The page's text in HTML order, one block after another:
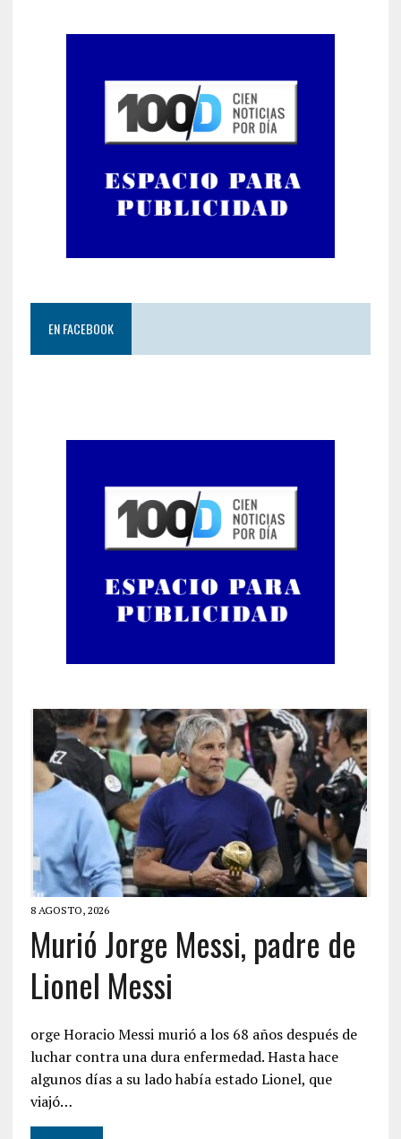
EN FACEBOOK
8 AGOSTO, 2026
Murió Jorge Messi, padre de
Lionel Messi
orge Horacio Messi murió a los 68 años después de
luchar contra una dura enfermedad. Hasta hace
algunos días a su lado había estado Lionel, que
viajó…